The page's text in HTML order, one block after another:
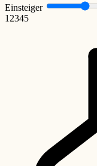
Einsteiger
1 2345